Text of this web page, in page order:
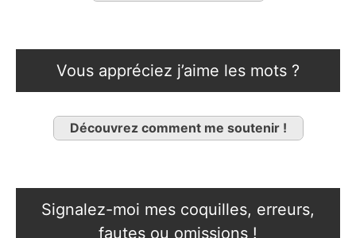
Vous appréciez j’aime les mots ?
Découvrez comment me soutenir !
Signalez-moi mes coquilles, erreurs,
fautes ou omissions !